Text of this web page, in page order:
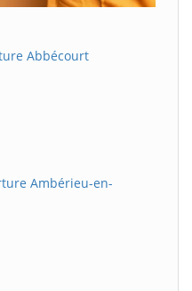
Abbécourt
Ambérieu-en-